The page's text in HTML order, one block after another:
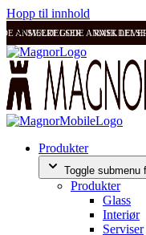
Hopp til innhold
ANMELDELSER RASK
SVÆRT GODE
Produkter
Toggle submenu
Produkter
Glass
Interiør
Serviser